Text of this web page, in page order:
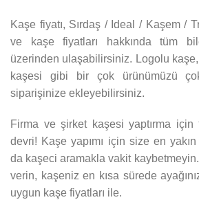
Kaşe fiyatı, Sırdaş / Ideal / Kaşem /
ve kaşe fiyatları hakkında tüm
üzerinden ulaşabilirsiniz. Logolu
kaşesi gibi bir çok ürünümüzü
siparişinize ekleyebilirsiniz.
Firma ve şirket kaşesi yaptırma için
devri! Kaşe yapımı için size en
da kaşeci aramakla vakit
verin, kaşeniz en kısa sürede
uygun kaşe fiyatları ile.